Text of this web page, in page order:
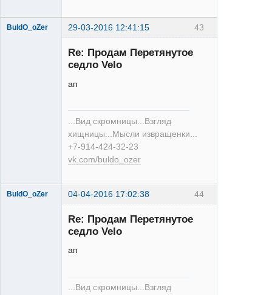
43
BuldO_oZer 29-03-2016 12:41:15
Re: Продам Перетянутое
седло Velo
ап
...Вид скромницы...Взгляд
хищницы...Мысли извращенки...
+7-914-424-32-23
vk.com/buldo_ozer
44
BuldO_oZer 04-04-2016 17:02:38
Re: Продам Перетянутое
седло Velo
ап
...Вид скромницы...Взгляд